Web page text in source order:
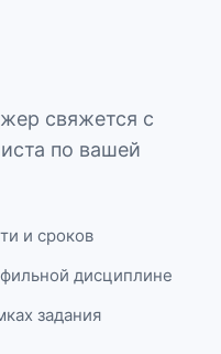
свяжется с
по вашей
и сроков
дисциплине
задания